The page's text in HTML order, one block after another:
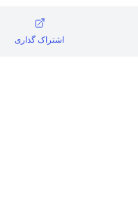
اشتراک گذاری